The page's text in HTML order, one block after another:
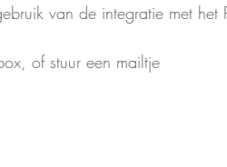
van de integratie met het
of stuur een mailtje